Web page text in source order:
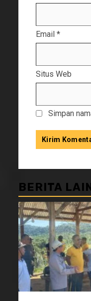
Email *
Situs Web
Simpan
BERITA